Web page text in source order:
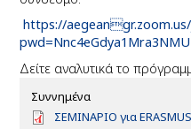
https://aegeangr.zoom.us/
Δείτε αναλυτικά το
Συννημένα
D
ΣΕΜΙΝΑΡΙΟ για